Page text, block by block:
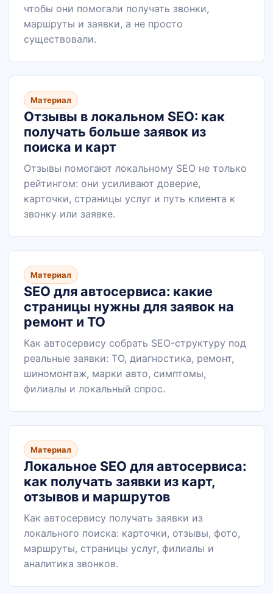
чтобы они помогали получать звонки,
маршруты и заявки, а не просто
существовали.
Материал
Отзывы в локальном SEO: как
получать больше заявок из
поиска и карт
Отзывы помогают локальному SEO не только
рейтингом: они усиливают доверие,
карточки, страницы услуг и путь клиента к
звонку или заявке.
Материал
SEO для автосервиса: какие
страницы нужны для заявок на
ремонт и ТО
Как автосервису собрать SEO-структуру под
реальные заявки: ТО, диагностика, ремонт,
шиномонтаж, марки авто, симптомы,
филиалы и локальный спрос.
Материал
Локальное SEO для автосервиса:
как получать заявки из карт,
отзывов и маршрутов
Как автосервису получать заявки из
локального поиска: карточки, отзывы, фото,
маршруты, страницы услуг, филиалы и
аналитика звонков.